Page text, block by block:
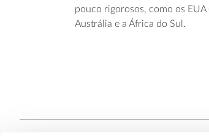
pouco rigorosos, como os EUA
Austrália e a África do Sul.